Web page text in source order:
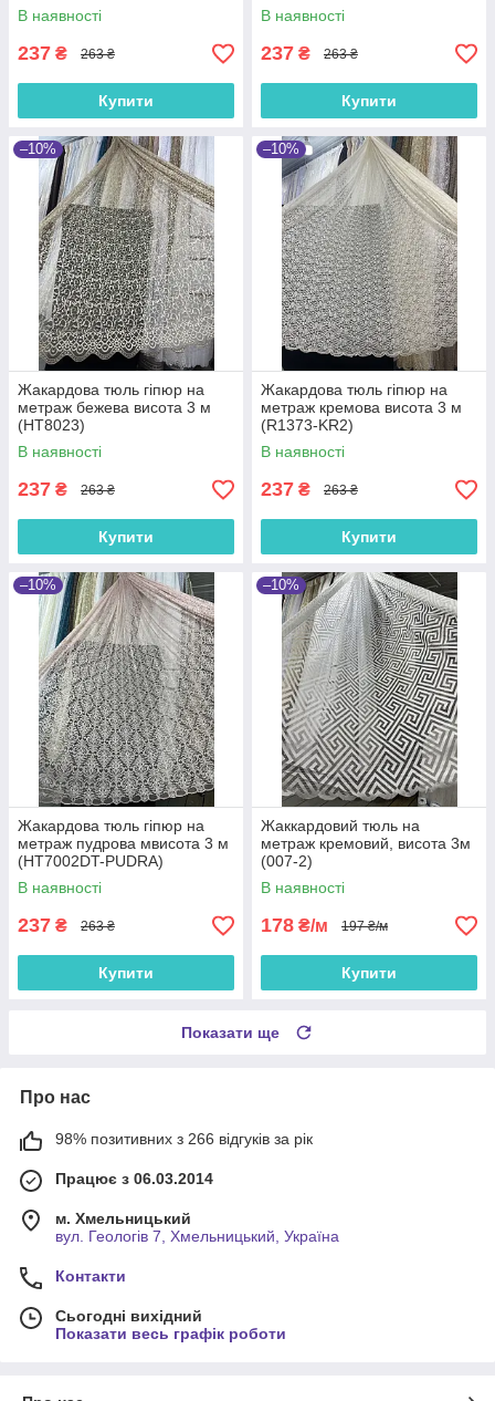
В наявності
237 ₴ 263 ₴
Купити
В наявності
237 ₴ 263 ₴
Купити
–10%
Жакардова тюль гіпюр на
метраж бежева висота 3 м
(HT8023)
В наявності
237 ₴ 263 ₴
Купити
–10%
Жакардова тюль гіпюр на
метраж кремова висота 3 м
(R1373-KR2)
В наявності
237 ₴ 263 ₴
Купити
–10%
Жакардова тюль гіпюр на
метраж пудрова мвисота 3 м
(HT7002DT-PUDRA)
В наявності
237 ₴ 263 ₴
Купити
–10%
Жаккардовий тюль на
метраж кремовий, висота 3м
(007-2)
В наявності
178 ₴/м 197 ₴/м
Купити
Показати ще
Про нас
98% позитивних з 266 відгуків за рік
Працює з 06.03.2014
м. Хмельницький
вул. Геологів 7, Хмельницький, Україна
Контакти
Сьогодні вихідний
Показати весь графік роботи